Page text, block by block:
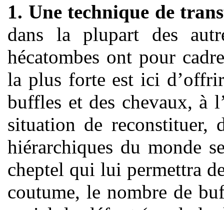
1. Une technique de
dans la plupart des
hécatombes ont pour
la plus forte est ici
buffles et des chevaux, à
situation de reconstituer,
hiérarchiques du monde
cheptel qui lui permettra
coutume, le nombre de